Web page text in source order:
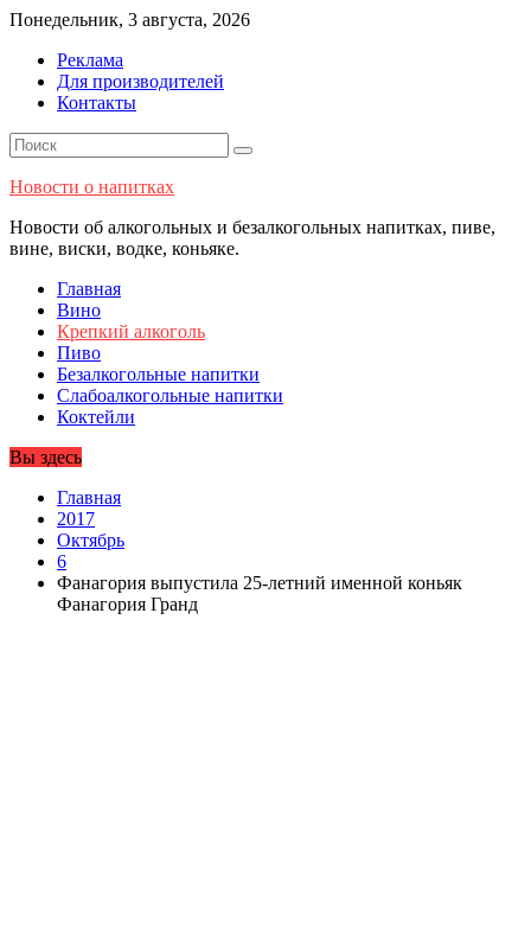
Перейти
содержимому
Понедельник, 3 августа, 2026
Реклама
Для производителей
Контакты
Новости о напитках
Новости об алкогольных и безалкогольных напитках, пиве,
вине, виски, водке, коньяке.
Главная
Вино
Крепкий алкоголь
Пиво
Безалкогольные напитки
Слабоалкогольные напитки
Коктейли
Вы здесь
Главная
2017
Октябрь
6
Фанагория выпустила 25-летний именной коньяк
Фанагория Гранд